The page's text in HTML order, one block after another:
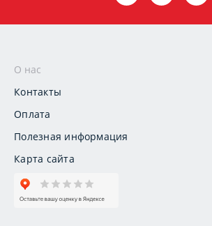
О нас
Контакты
Оплата
Полезная информация
Карта сайта